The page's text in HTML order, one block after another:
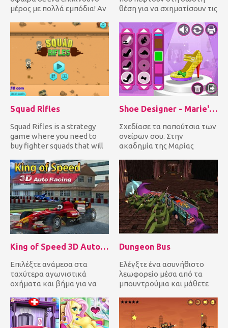
μέρος με πολλά εμπόδια! Αν
θέση για να σχηματίσουν τις
για...
Squad Rifles
Squad Rifles is a strategy
game where you need to
buy fighter squads that will
Shoe Designer - Marie's Girl Games
Σχεδίασε τα παπούτσια των
ονείρων σου. Στην
ακαδημία της Μαρίας
λογιών τα...
King of Speed 3D Auto Racing
Επιλέξτε ανάμεσα στα
ταχύτερα αγωνιστικά
οχήματα και βήμα για να
γραμμή τερματισμο...
Dungeon Bus
Ελέγξτε ένα ασυνήθιστο
λεωφορείο μέσα από τα
μπουντρούμια και μάθετε
προχωρ...